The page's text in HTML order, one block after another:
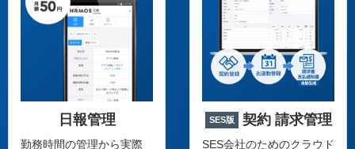
日報管理
勤務時間の管理から実際
SES版 契約 請求管理
SES会社のためのクラウド